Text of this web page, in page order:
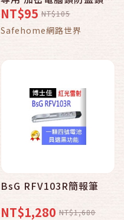
PC LOCK(數字型),
Z959401
NT$95 NT$105
Safehome網路世界
BsG RFV103R簡報筆
NT$1,280 NT$1,680